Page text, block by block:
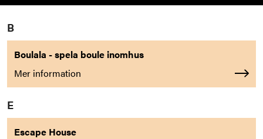
B
Boulala - spela boule inomhus
Mer information
E
Escape House